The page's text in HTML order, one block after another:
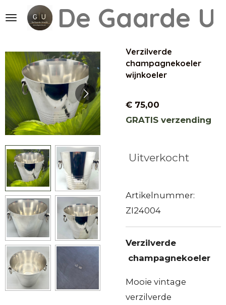
Ga
de
hoofdinhoud
De Gaarde
Verzilverde
champagnekoeler
wijnkoeler
€ 75,00
GRATIS verzending
Uitverkocht
Artikelnummer:
ZI24004
Verzilverde
champagnekoeler
Mooie vintage
verzilverde